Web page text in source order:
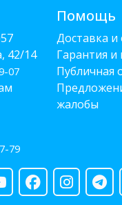
42/14
07
79
Помощь
Доставка и
Гарантия и
Публичная
жалобы